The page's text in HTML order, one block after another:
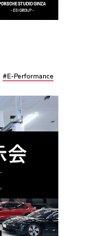
#E-Performance